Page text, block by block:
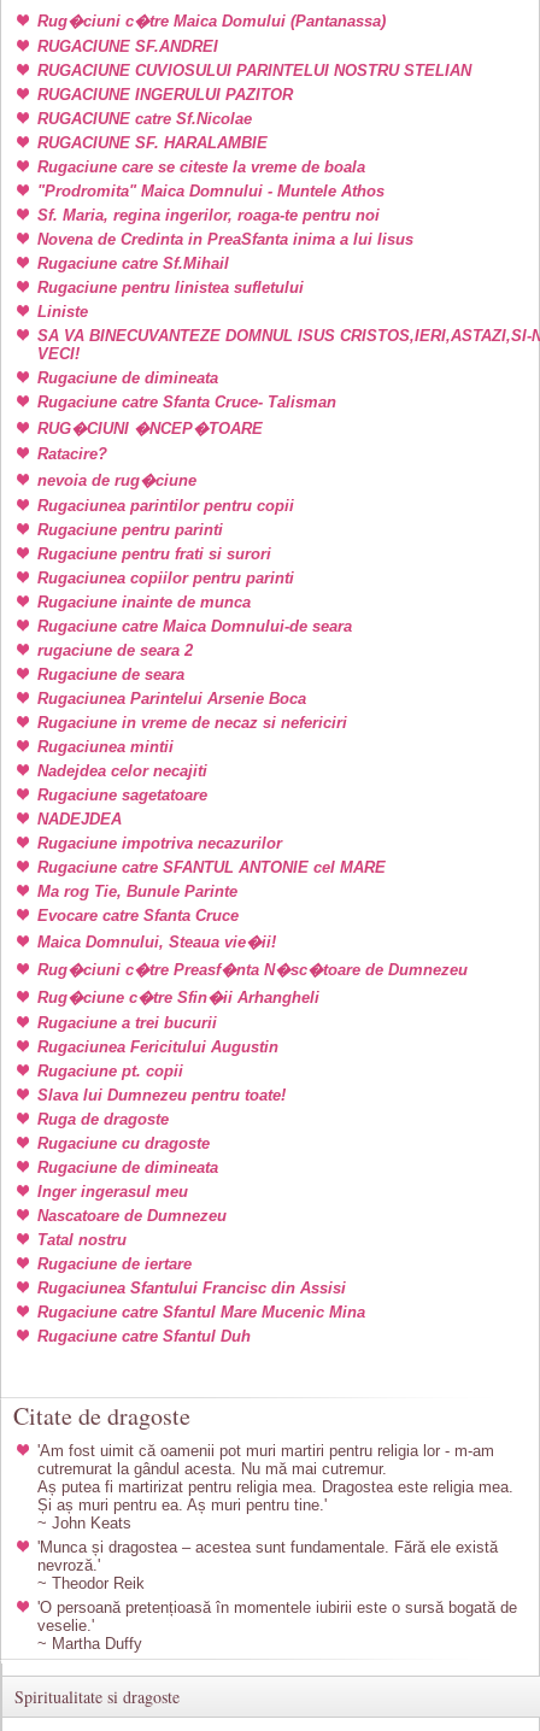
Rug�ciuni c�tre Maica Domului (Pantanassa)
RUGACIUNE SF.ANDREI
RUGACIUNE CUVIOSULUI PARINTELUI NOSTRU STELIAN
RUGACIUNE INGERULUI PAZITOR
RUGACIUNE catre Sf.Nicolae
RUGACIUNE SF. HARALAMBIE
Rugaciune care se citeste la vreme de boala
"Prodromita" Maica Domnului - Muntele Athos
Sf. Maria, regina ingerilor, roaga-te pentru noi
Novena de Credinta in PreaSfanta inima a lui Iisus
Rugaciune catre Sf.Mihail
Rugaciune pentru linistea sufletului
Liniste
SA VA BINECUVANTEZE DOMNUL ISUS CRISTOS,IERI,ASTAZI,SI-
VECI!
Rugaciune de dimineata
Rugaciune catre Sfanta Cruce- Talisman
RUG�CIUNI �NCEP�TOARE
Ratacire?
nevoia de rug�ciune
Rugaciunea parintilor pentru copii
Rugaciune pentru parinti
Rugaciune pentru frati si surori
Rugaciunea copiilor pentru parinti
Rugaciune inainte de munca
Rugaciune catre Maica Domnului-de seara
rugaciune de seara 2
Rugaciune de seara
Rugaciunea Parintelui Arsenie Boca
Rugaciune in vreme de necaz si nefericiri
Rugaciunea mintii
Nadejdea celor necajiti
Rugaciune sagetatoare
NADEJDEA
Rugaciune impotriva necazurilor
Rugaciune catre SFANTUL ANTONIE cel MARE
Ma rog Tie, Bunule Parinte
Evocare catre Sfanta Cruce
Maica Domnului, Steaua vie�ii!
Rug�ciuni c�tre Preasf�nta N�sc�toare de Dumnezeu
Rug�ciune c�tre Sfin�ii Arhangheli
Rugaciune a trei bucurii
Rugaciunea Fericitului Augustin
Rugaciune pt. copii
Slava lui Dumnezeu pentru toate!
Ruga de dragoste
Rugaciune cu dragoste
Rugaciune de dimineata
Inger ingerasul meu
Nascatoare de Dumnezeu
Tatal nostru
Rugaciune de iertare
Rugaciunea Sfantului Francisc din Assisi
Rugaciune catre Sfantul Mare Mucenic Mina
Rugaciune catre Sfantul Duh
Citate de dragoste
'Am fost uimit că oamenii pot muri martiri pentru religia lor - m-am
cutremurat la gândul acesta. Nu mă mai cutremur.
Aș putea fi martirizat pentru religia mea. Dragostea este religia mea.
Și aș muri pentru ea. Aș muri pentru tine.'
~ John Keats
'Munca și dragostea – acestea sunt fundamentale. Fără ele există
nevroză.'
~ Theodor Reik
'O persoană pretențioasă în momentele iubirii este o sursă bogată de
veselie.'
~ Martha Duffy
Spiritualitate si dragoste